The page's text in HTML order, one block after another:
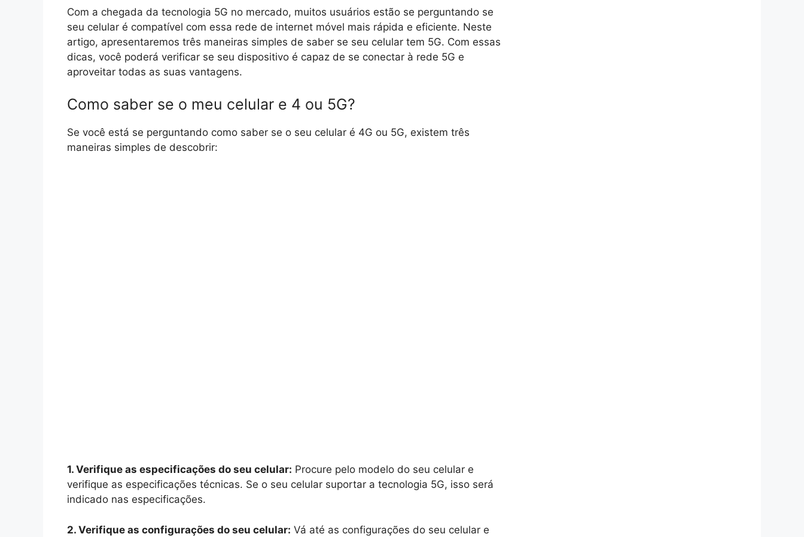
Com a chegada da tecnologia 5G no mercado, muitos usuários estão se perguntando se
seu celular é compatível com essa rede de internet móvel mais rápida e eficiente. Neste
artigo, apresentaremos três maneiras simples de saber se seu celular tem 5G. Com essas
dicas, você poderá verificar se seu dispositivo é capaz de se conectar à rede 5G e
aproveitar todas as suas vantagens.
Como saber se o meu celular e 4 ou 5G?
Se você está se perguntando como saber se o seu celular é 4G ou 5G, existem três
maneiras simples de descobrir:
1. Verifique as especificações do seu celular: Procure pelo modelo do seu celular e
verifique as especificações técnicas. Se o seu celular suportar a tecnologia 5G, isso será
indicado nas especificações.
2. Verifique as configurações do seu celular: Vá até as configurações do seu celular e